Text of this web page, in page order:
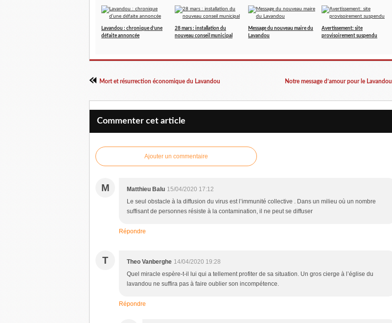
Lavandou : chronique d’une
défaite annoncée
28 mars : installation du
nouveau conseil municipal
Message du nouveau maire du
Lavandou
Avertissement: site
provisoirement suspendu
Mort et résurrection économique du Lavandou Notre message d’amour pour le Lavandou
Commenter cet article
Ajouter un commentaire
M Matthieu Balu 15/04/2020 17:12
Le seul obstacle à la diffusion du virus est l’immunité collective . Dans un milieu où un nombre
suffisant de personnes résiste à la contamination, il ne peut se diffuser
Répondre
T Theo Vanberghe 14/04/2020 19:28
Quel miracle espère-t-il lui qui a tellement profiter de sa situation. Un gros cierge à l’église du
lavandou ne suffira pas à faire oublier son incompétence.
Répondre